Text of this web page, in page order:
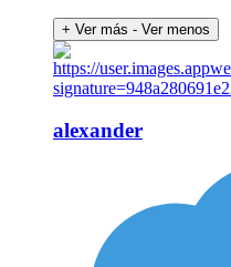
+ Ver más - Ver menos
alexander